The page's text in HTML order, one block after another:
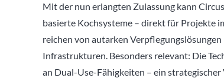
Mit der nun erlangten Zulassung kann
basierte Kochsysteme – direkt für Projekte
reichen von autarken
Infrastrukturen. Besonders relevant: Die
an Dual-Use-Fähigkeiten – ein